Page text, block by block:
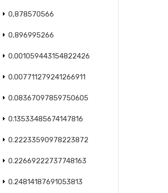
0,878570566
0,896995266
0.001059443154822426
0.007711279241266911
0.08367097859750605
0.13533485674147816
0.22233590978223872
0.22669222737748163
0.24814187691053813